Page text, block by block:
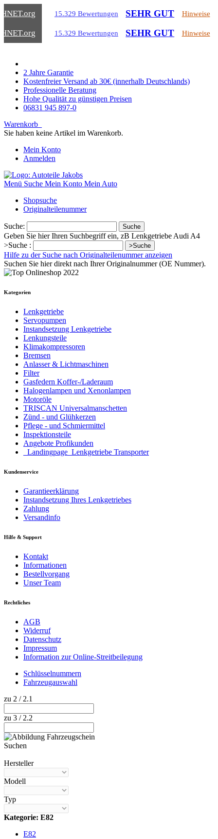
.org 15.329 Bewertungen SEHR GUT Hinweise
.org 15.329 Bewertungen SEHR GUT Hinweise
2 Jahre Garantie
Kostenfreier Versand ab 30€ (innerhalb Deutschlands)
Professionelle Beratung
Hohe Qualität zu günstigen Preisen
06831 945 897-0
Warenkorb
Sie haben keine Artikel im Warenkorb.
Mein Konto
Anmelden
Menü Suche Mein Konto Mein Auto
Shopsuche
Originalteilenummer
Suche: Suche
Geben Sie hier Ihren Suchbegriff ein, zB Lenkgetriebe Audi A4
>Suche :
>Suche
Hilfe zu der Suche nach Originalteilenummer anzeigen
Suchen Sie hier direkt nach Ihrer Originalnummer (OE Nummer).
Kategorien
Lenkgetriebe
Servopumpen
Instandsetzung Lenkgetriebe
Lenkungsteile
Klimakompressoren
Bremsen
Anlasser & Lichtmaschinen
Filter
Gasfedern Koffer-/Laderaum
Halogenlampen und Xenonlampen
Motoröle
TRISCAN Universalmanschetten
Zünd - und Glühkerzen
Pflege - und Schmiermittel
Inspektionsteile
Angebote Profikunden
_Landingpage_Lenkgetriebe Transporter
Kundenservice
Garantieerklärung
Instandsetzung Ihres Lenkgetriebes
Zahlung
Versandinfo
Hilfe & Support
Kontakt
Informationen
Bestellvorgang
Unser Team
Rechtliches
AGB
Widerruf
Datenschutz
Impressum
Information zur Online-Streitbeilegung
Schlüsselnummern
Fahrzeugauswahl
zu 2 / 2.1
zu 3 / 2.2
Suchen
Hersteller
Modell
Typ
Kategorie: E82
E82